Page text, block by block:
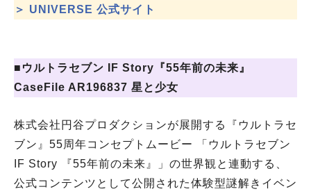
＞ UNIVERSE 公式サイト
■ ウルトラセブン IF Story『55年前の未来』
CaseFile AR196837 星と少女
株式会社円谷プロダクションが展開する『ウルトラセ
ブン』55周年コンセプトムービー 「ウルトラセブン
IF Story 『55年前の未来』」の世界観と連動する、
公式コンテンツとして公開された体験型謎解きイベン